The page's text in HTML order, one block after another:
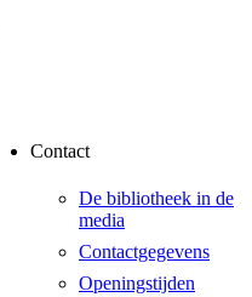
Contact
De bibliotheek in de
media
Contactgegevens
Openingstijden